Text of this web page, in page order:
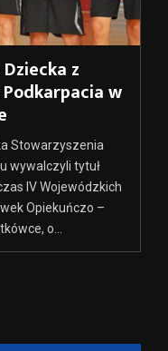
z
w
Stowarzyszenia
wywalczyli tytuł
IV Wojewódzkich
Opiekuńczo –
o...